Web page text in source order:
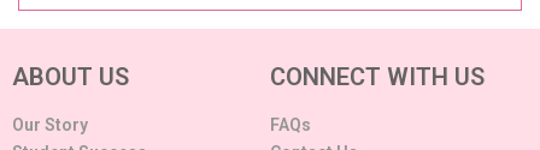
ABOUT US
Our Story
CONNECT WITH US
FAQs